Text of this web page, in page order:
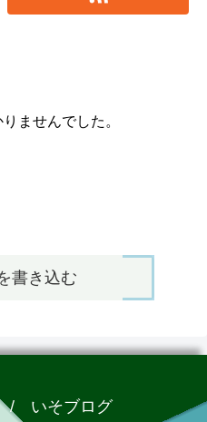
ませんでした。
書き込む
/ いそブログ